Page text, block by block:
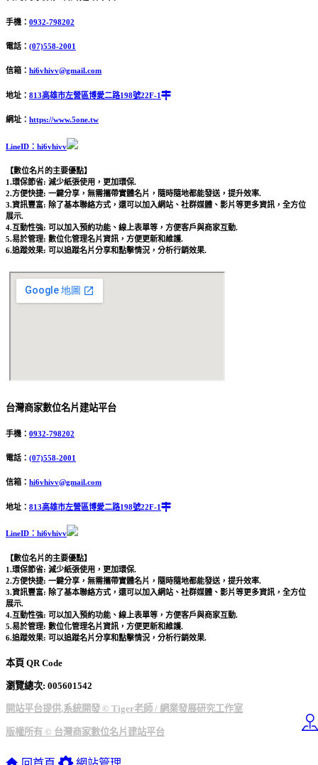
手機： 0932-798202
電話： (07)558-2001
信箱： hi6vhivv@gmail.com
地址： 813高雄市左營區博愛二路198號22F-1
網址： https://www.5one.tw
LineID：hi6vhivv
【數位名片的主要優點】
1.環保節省: 減少紙張使用，更加環保.
2.方便快捷: 一鍵分享，無需攜帶實體名片，隨時隨地都能發送，提升效率.
3.資訊豐富: 除了基本聯絡方式，還可以加入網站、社群媒體、影片等更多資訊，全方位
展示.
4.互動性強: 可以加入預約功能、線上表單等，方便客戶與商家互動.
5.易於管理: 數位化管理名片資訊，方便更新和維護.
6.追蹤效果: 可以追蹤名片分享和點擊情況，分析行銷效果.
台灣商家數位名片建站平台
手機： 0932-798202
電話： (07)558-2001
信箱： hi6vhivv@gmail.com
地址： 813高雄市左營區博愛二路198號22F-1
LineID：hi6vhivv
【數位名片的主要優點】
1.環保節省: 減少紙張使用，更加環保.
2.方便快捷: 一鍵分享，無需攜帶實體名片，隨時隨地都能發送，提升效率.
3.資訊豐富: 除了基本聯絡方式，還可以加入網站、社群媒體、影片等更多資訊，全方位
展示.
4.互動性強: 可以加入預約功能、線上表單等，方便客戶與商家互動.
5.易於管理: 數位化管理名片資訊，方便更新和維護.
6.追蹤效果: 可以追蹤名片分享和點擊情況，分析行銷效果.
本頁 QR Code
瀏覽總次: 005601542
開站平台提供,系統開發 © Tiger老師 / 網業發展研究工作室
版權所有 © 台灣商家數位名片建站平台